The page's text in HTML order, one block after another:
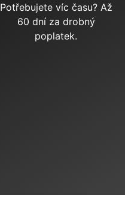
Potřebujete víc času? Až
60 dní za drobný
poplatek.